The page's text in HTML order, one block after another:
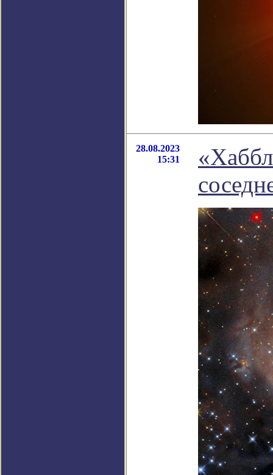
28.08.2023
15:31